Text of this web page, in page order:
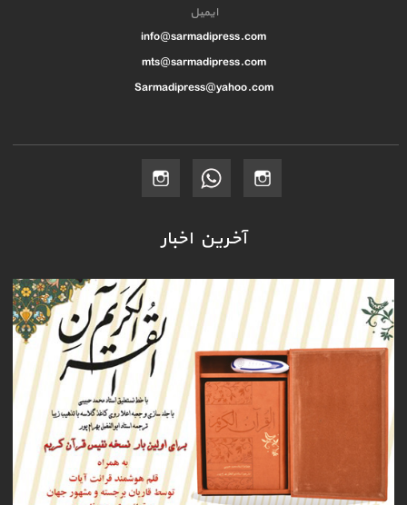
ایمیل
info@sarmadipress.com
mts@sarmadipress.com
Sarmadipress@yahoo.com
آخرین اخبار